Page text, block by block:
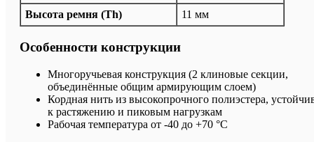
Высота ремня (Th)
11 мм
Особенности конструкции
Многоручьевая конструкция (2 клиновые секции,
объединённые общим армирующим слоем)
Кордная нить из высокопрочного полиэстера,
к растяжению и пиковым нагрузкам
Рабочая температура от -40 до +70 °C